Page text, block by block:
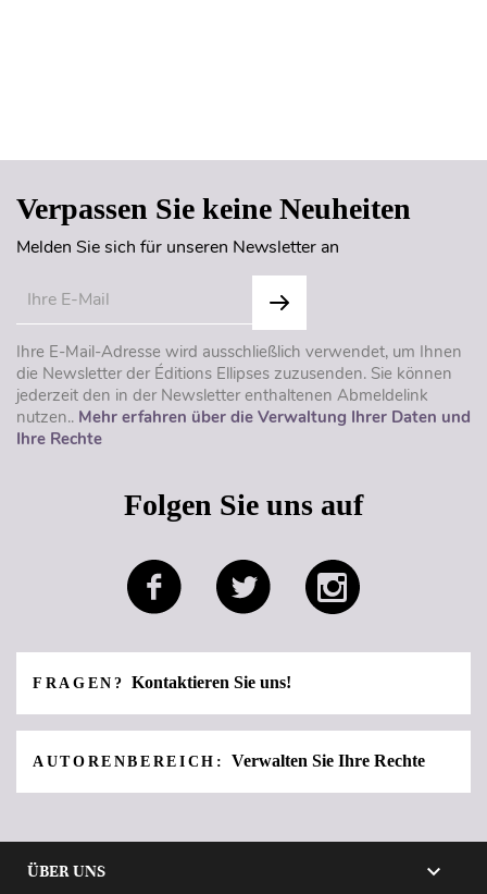
Verpassen Sie keine Neuheiten
Melden Sie sich für unseren Newsletter an
Ihre E-Mail-Adresse wird ausschließlich verwendet, um Ihnen
die Newsletter der Éditions Ellipses zuzusenden. Sie können
jederzeit den in der Newsletter enthaltenen Abmeldelink
nutzen.. Mehr erfahren über die Verwaltung Ihrer Daten und
Ihre Rechte
Folgen Sie uns auf
FRAGEN?Kontaktieren Sie uns!
AUTORENBEREICH: Verwalten Sie Ihre Rechte
ÜBER UNS 